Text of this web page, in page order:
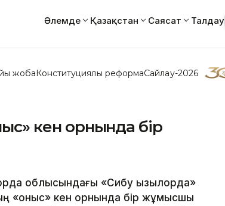
Әлемде Қазақстан Саясат Талдау
жобаКонституциялық реформаСайлау-2026
кен орнында бір
облысындағы «Сибу Қызылорда»
«Қоныс» кен орнында бір жұмысшы